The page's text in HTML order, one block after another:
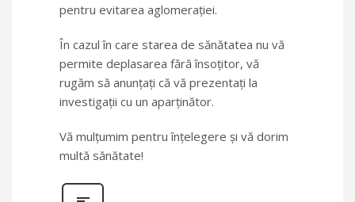
pentru evitarea aglomerației.
În cazul în care starea de sănătatea nu vă
permite deplasarea fără însoțitor, vă
rugăm să anunțați că vă prezentați la
investigații cu un aparținător.
Vă mulţumim pentru înţelegere şi vă dorim
multă sănătate!